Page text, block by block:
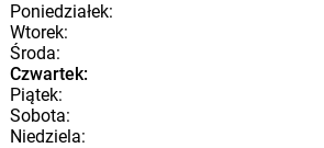
Poniedziałek:
Wtorek:
Środa:
Czwartek:
Piątek:
Sobota:
Niedziela: